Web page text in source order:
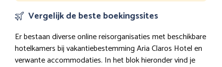
Vergelijk de beste boekingssites
Er bestaan diverse online reisorganisaties met beschikbare
hotelkamers bij vakantiebestemming Aria Claros Hotel en
verwante accommodaties. In het blok hieronder vind je